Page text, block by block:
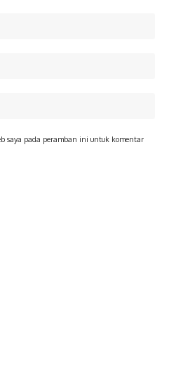
saya pada peramban ini untuk komentar